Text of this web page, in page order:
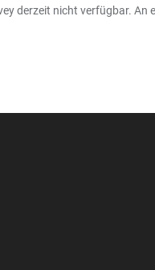
derzeit nicht verfügbar. An